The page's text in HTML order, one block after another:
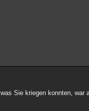
Sie kriegen konnten, war